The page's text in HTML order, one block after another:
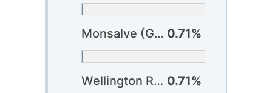
Monsalve (Grêmio) 0.71%
Wellington Rato (São Paulo) 0.71%